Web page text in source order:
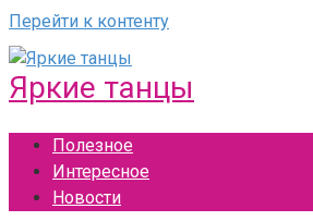
Перейти к контенту
Яркие танцы
Полезное
Интересное
Новости